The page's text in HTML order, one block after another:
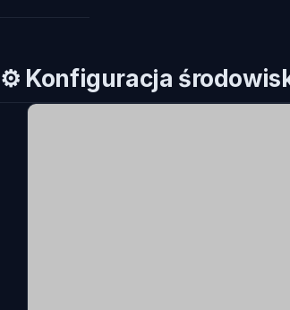
⚙️ Konfiguracja